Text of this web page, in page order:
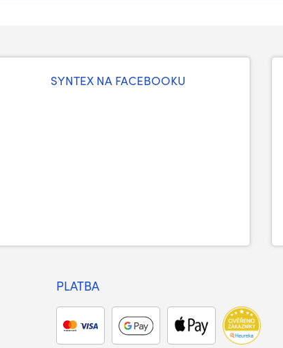
SYNTEX NA FACEBOOKU
PLATBA